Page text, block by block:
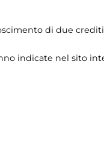
di due
indicate nel sito